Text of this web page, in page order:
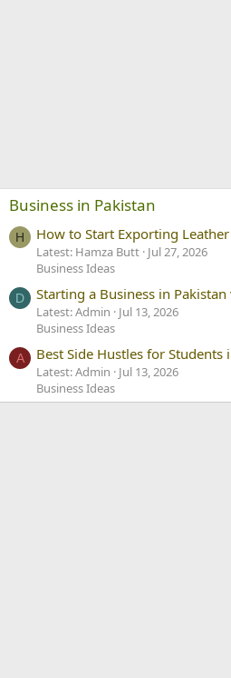
Business in Pakistan
H How to Start Exporting
Latest: Hamza Butt Jul 27, 2026
Business Ideas
D Starting a Business in
Latest: Admin
Jul 13, 2026
Business Ideas
A Best Side Hustles for Students
Latest: Admin
Jul 13, 2026
Business Ideas